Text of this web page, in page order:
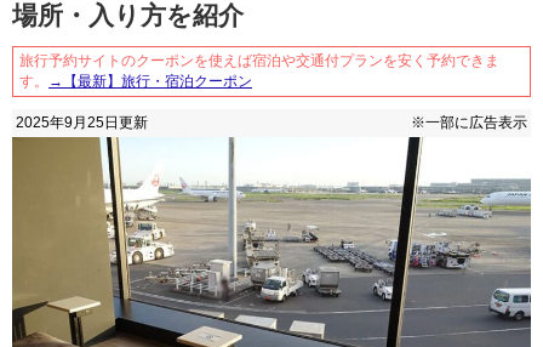
場所・入り方を紹介
旅行予約サイトのクーポンを使えば宿泊や交通付プランを安く予約できま
す。
→【最新】旅行・宿泊クーポン
2025年9月25日 更新 ※一部に広告表示